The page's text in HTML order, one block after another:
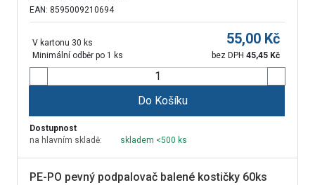
EAN: 8595009210694
V kartonu 30 ks
Minimální odběr po 1 ks
55,00 Kč
bez DPH 45,45 Kč
Do Košíku
Dostupnost
na hlavním skladě:
skladem <500 ks
PE-PO pevný podpalovač balené kostičky 60ks